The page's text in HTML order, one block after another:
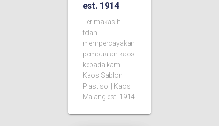
est. 1914
Terimakasih
telah
mempercayakan
pembuatan kaos
kepada kami.
Kaos Sablon
Plastisol | Kaos
Malang est. 1914